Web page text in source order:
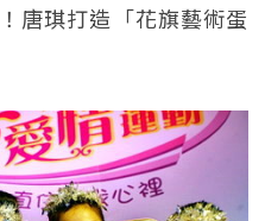
唐琪打造「花旗藝術蛋